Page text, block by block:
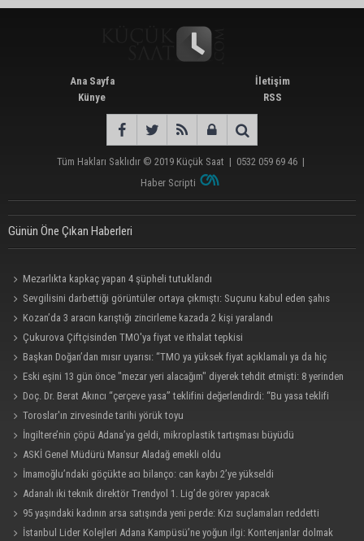
Ana Sayfa
Künye
İletişim
RSS
Tüm Hakları Saklıdır © 2019 Küçük Saat | 0532 059 69 46 |
Haber Scripti
Günün Öne Çıkan Haberleri
Mezarlıkta kapkaç yapan 4 şüpheli tutuklandı
Sevgilisini darbettiği görüntüler ortaya çıkmıştı: Suçunu kabul eden şahıs
tutuklandı
Kozan’da 3 aracın karıştığı zincirleme kazada 2 kişi yaralandı
Çukurova Çiftçisinden TMO'ya fiyat ve ithalat tepkisi
Başkan Doğan’dan mısır uyarısı: “TMO ya yüksek fiyat açıklamalı ya da hiç
açıklamamalı”
Eski eşini 13 gün önce "mezar yeri alacağım" diyerek tehdit etmişti: 8 yerinden
bıçakladı
Doç. Dr. Berat Akıncı “çerçeve yasa” teklifini değerlendirdi: “Bu yasa teklifi
kesinlikle bir af kanunu değil”
Toroslar'ın zirvesinde tarihi yörük toyu
İngiltere’nin çöpü Adana’ya geldi, mikroplastik tartışması büyüdü
ASKİ Genel Müdürü Mansur Aladağ emekli oldu
İmamoğlu’ndaki göçükte acı bilanço: can kaybı 2’ye yükseldi
Adanalı iki teknik direktör Trendyol 1. Lig’de görev yapacak
95 yaşındaki kadının arsa satışında yeni perde: Kızı suçlamaları reddetti
İstanbul Lider Kolejleri Adana Kampüsü’ne yoğun ilgi: Kontenjanlar dolmak